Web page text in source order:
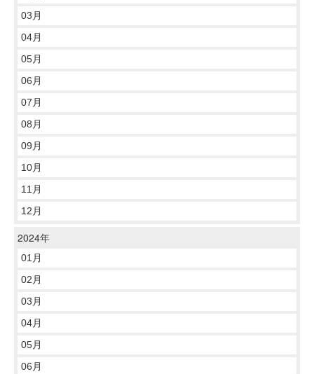
03月
04月
05月
06月
07月
08月
09月
10月
11月
12月
2024年
01月
02月
03月
04月
05月
06月